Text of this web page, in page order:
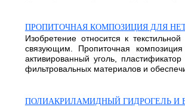
ПРОПИТОЧНАЯ КОМПОЗИЦИЯ ДЛЯ
Изобретение относится к
связующим. Пропиточная
активированный уголь,
фильтровальных материалов и
ПОЛИАКРИЛАМИДНЫЙ ГИДРОГЕЛЬ И